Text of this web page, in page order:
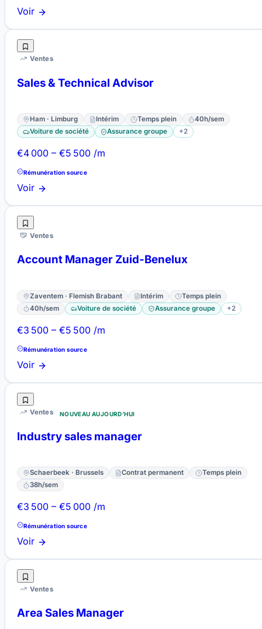
Voir
Ventes
Sales & Technical Advisor
Ham · Limburg Intérim Temps plein
40h/sem
Voiture de société
Assurance groupe +2
€4 000 – €5 500 /m
Rémunération source
Voir
Ventes
Account Manager Zuid-Benelux
Zaventem · Flemish Brabant Intérim
Temps plein
40h/sem
Voiture de société Assurance groupe +2
€3 500 – €5 500 /m
Rémunération source
Voir
Ventes NOUVEAU AUJOURD’HUI
Industry sales manager
Schaerbeek · Brussels Contrat permanent
Temps plein
38h/sem
€3 500 – €5 000 /m
Rémunération source
Voir
Ventes
Area Sales Manager